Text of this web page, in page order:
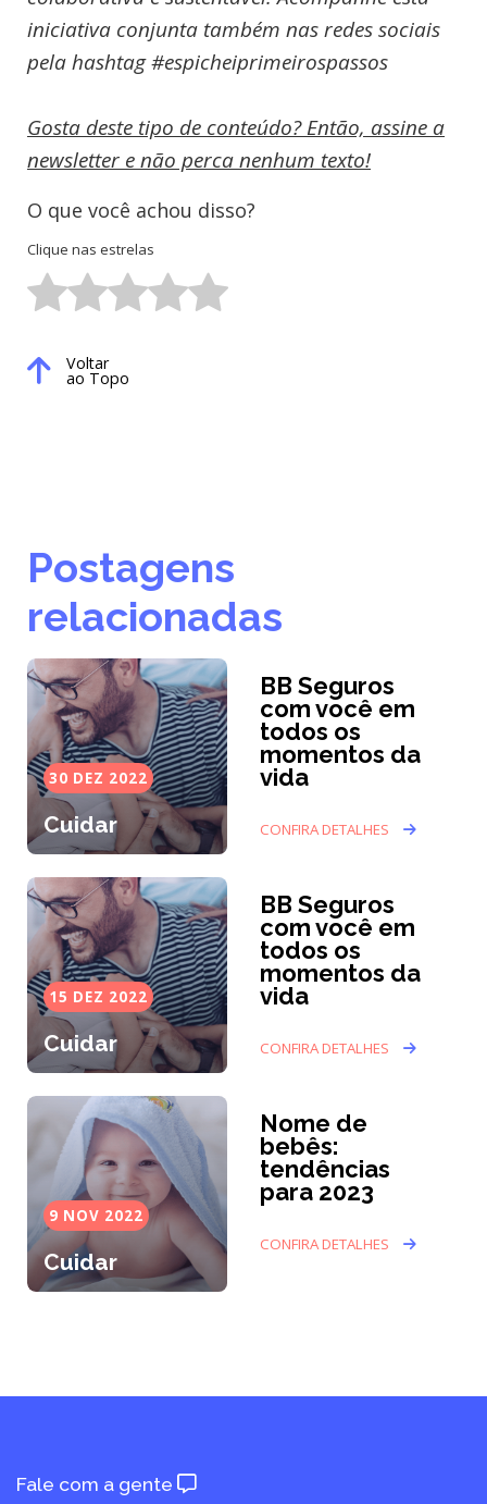
iniciativa conjunta também nas redes sociais
pela hashtag #espicheiprimeirospassos
Gosta deste tipo de conteúdo? Então, assine a
newsletter e não perca nenhum texto!
O que você achou disso?
Clique nas estrelas
Voltar
ao Topo
Postagens
relacionadas
30 DEZ 2022
Cuidar
BB Seguros
com você em
todos os
momentos da
vida
CONFIRA DETALHES
15 DEZ 2022
Cuidar
BB Seguros
com você em
todos os
momentos da
vida
CONFIRA DETALHES
9 NOV 2022
Cuidar
Nome de
bebês:
tendências
para 2023
CONFIRA DETALHES
Fale com a gente